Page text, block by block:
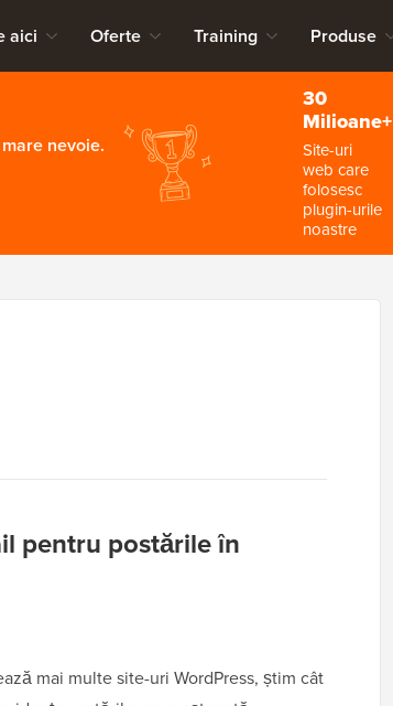
aici Oferte Training Produse
nevoie.
30
Milioane+
Site-uri
web care
folosesc
plugin-urile
noastre
pentru postările în
mai multe site-uri WordPress, știm cât